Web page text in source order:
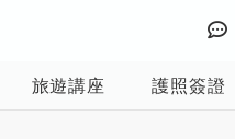
旅遊講座 護照簽證